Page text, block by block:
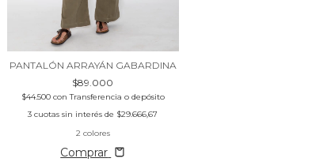
PANTALÓN ARRAYÁN GABARDINA
$89.000
$44.500 con Transferencia o depósito
3 cuotas sin interés de $29.666,67
2 colores
Comprar